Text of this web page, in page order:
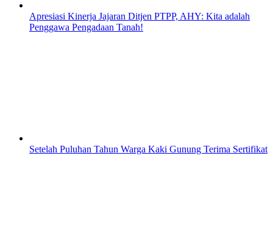
Apresiasi Kinerja Jajaran Ditjen PTPP, AHY: Kita adalah
Penggawa Pengadaan Tanah!
Setelah Puluhan Tahun Warga Kaki Gunung Terima Sertifikat